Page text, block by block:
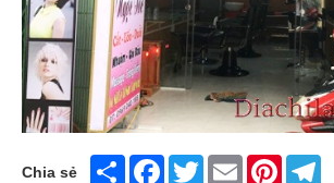
Chia sẻ Share FacebookTwitter Email Pinterest